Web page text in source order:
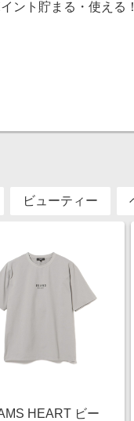
ント貯まる・使える！
ビューティー
HEART ビー